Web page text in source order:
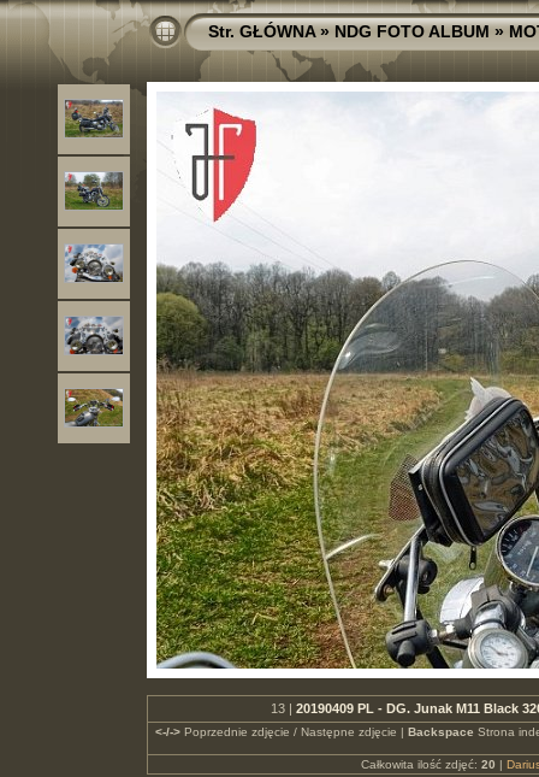
Str. GŁÓWNA»NDG FOTO ALBUM»
13 | 20190409 PL - DG. Junak M11 Black
<-/->Poprzednie zdjęcie / Następne zdjęcie | Backspace Strona
Całkowita ilość zdjęć: 20 |